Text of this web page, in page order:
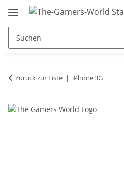
Zurück zur Liste iPhone 3G